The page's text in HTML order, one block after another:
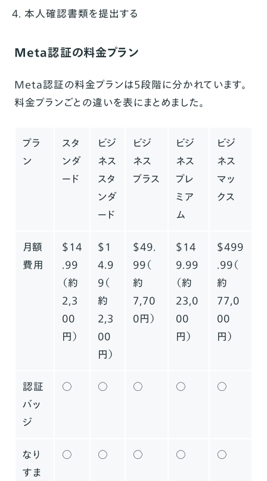
本人確認書類を提出する
Meta認証の料金プラン
Meta認証の料金プランは5段階に分かれています。
料金プランごとの違いを表にまとめました。
プラ
ン
スタ
ンダ
ード
ビジ
ネス
スタ
ンダ
ード
ビジ
ネス
プラス
ビジ
ネス
プレ
ミア
ム
ビジ
ネス
マッ
クス
月額
費用
＄14
.99
（約
2,3
00
円）
＄1
4.9
9（
約
2,3
00
円）
＄49.
99（
約
7,70
0円）
＄14
9.99
（約
23,0
00
円）
＄499
.99（
約
77,0
00
円）
認証
バッ
ジ
○ ○ ○ ○ ○
なり
すま
○ ○ ○ ○ ○